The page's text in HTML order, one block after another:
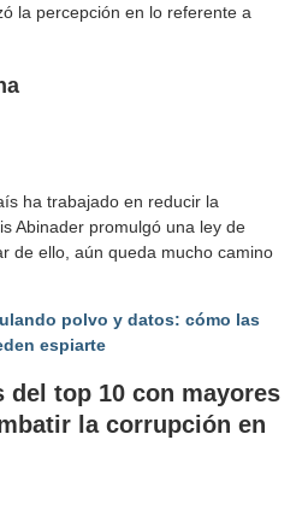
la percepción en lo referente a
ha trabajado en reducir la
Abinader promulgó una ley de
de ello, aún queda mucho camino
polvo y datos: cómo las
espiarte
del top 10 con mayores
la corrupción en